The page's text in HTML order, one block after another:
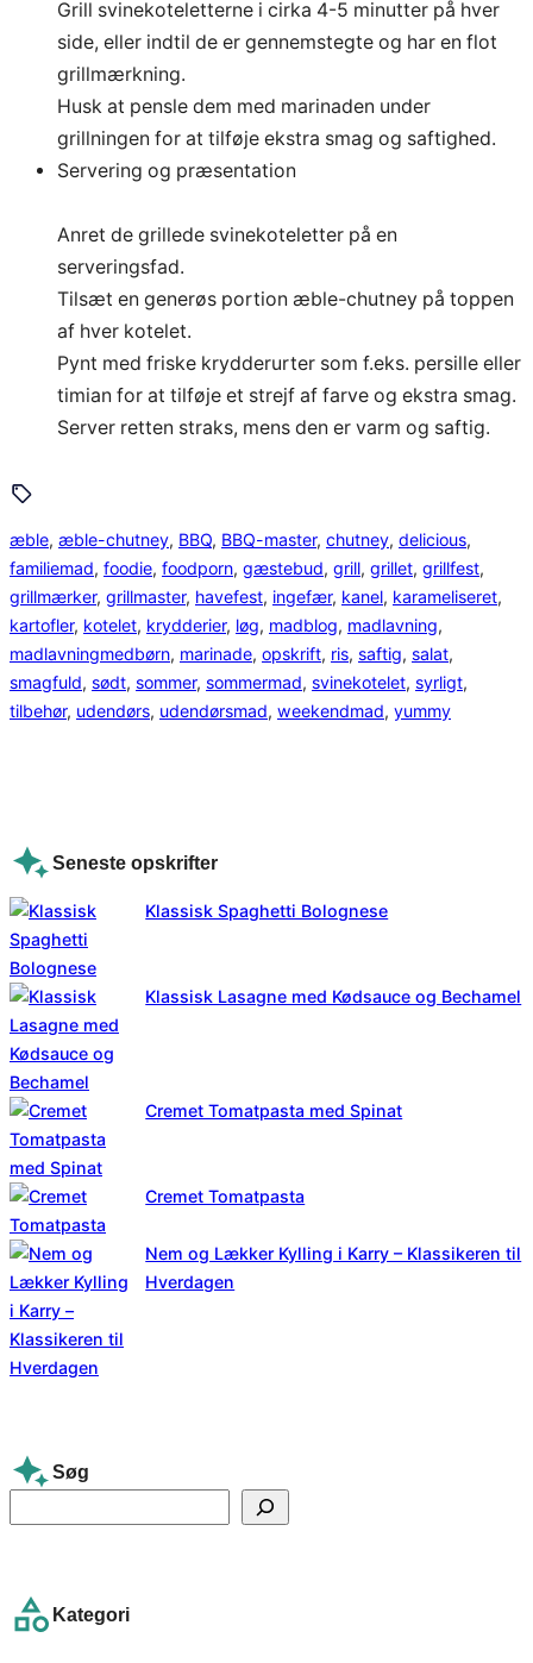
Grill svinekoteletterne i cirka 4-5 minutter på hver
side, eller indtil de er gennemstegte og har en flot
grillmærkning.
Husk at pensle dem med marinaden under
grillningen for at tilføje ekstra smag og saftighed.
Servering og præsentation
Anret de grillede svinekoteletter på en
serveringsfad.
Tilsæt en generøs portion æble-chutney på toppen
af hver kotelet.
Pynt med friske krydderurter som f.eks. persille eller
timian for at tilføje et strejf af farve og ekstra smag.
Server retten straks, mens den er varm og saftig.
æble, æble-chutney, BBQ, BBQ-master, chutney, delicious
familiemad, foodie, foodporn, gæstebud, grill, grillet, grillfest
grillmærker, grillmaster, havefest, ingefær, kanel, karameliseret
kartofler, kotelet, krydderier, løg, madblog, madlavning
madlavningmedbørn, marinade, opskrift, ris, saftig, salat
smagfuld, sødt, sommer, sommermad, svinekotelet, syrligt
tilbehør, udendørs, udendørsmad, weekendmad, yummy
Seneste opskrifter
Klassisk Spaghetti Bolognese
Klassisk Lasagne med Kødsauce og Bechamel
Cremet Tomatpasta med Spinat
Cremet Tomatpasta
Nem og Lækker Kylling i Karry – Klassikeren til
Hverdagen
Søg
e
c
Kategori